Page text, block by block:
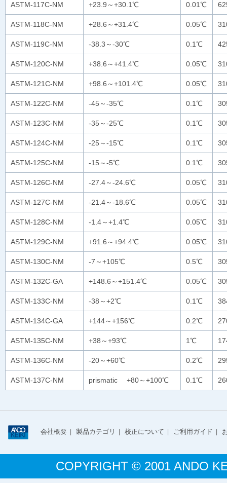
ASTM-117C-NM +23.9～+30.1℃ 0.01℃
ASTM-118C-NM +28.6～+31.4℃ 0.05℃
ASTM-119C-NM -38.3～-30℃ 0.1℃
ASTM-120C-NM +38.6～+41.4℃ 0.05℃
ASTM-121C-NM +98.6～+101.4℃ 0.05℃
ASTM-122C-NM -45～-35℃ 0.1℃
ASTM-123C-NM -35～-25℃ 0.1℃
ASTM-124C-NM -25～-15℃ 0.1℃
ASTM-125C-NM -15～-5℃ 0.1℃
ASTM-126C-NM -27.4～-24.6℃ 0.05℃
ASTM-127C-NM -21.4～-18.6℃ 0.05℃
ASTM-128C-NM -1.4～+1.4℃ 0.05℃
ASTM-129C-NM +91.6～+94.4℃ 0.05℃
ASTM-130C-NM -7～+105℃ 0.5℃
ASTM-132C-GA +148.6～+151.4℃ 0.05℃
ASTM-133C-NM -38～+2℃ 0.1℃
ASTM-134C-GA +144～+156℃ 0.2℃
ASTM-135C-NM +38～+93℃ 1℃
ASTM-136C-NM -20～+60℃ 0.2℃
ASTM-137C-NM prismatic +80～+100℃ 0.1℃
会社概要 製品カテゴリ 校正について ご利用ガイド
COPYRIGHT © 2001 ANDO